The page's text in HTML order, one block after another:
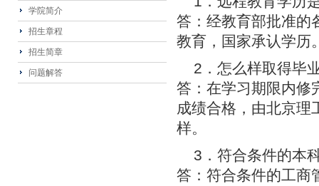
学院简介
招生章程
招生简章
问题解答
答：经教育部批准的
教育，国家承认学历
2．怎么样取得毕
答：在学习期限内修
成绩合格，由北京理
样。
3．符合条件的本
答：符合条件的工商